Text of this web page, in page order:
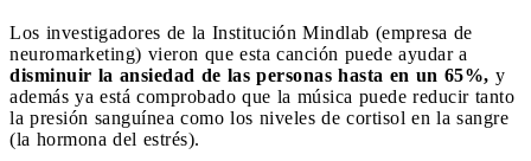
Los investigadores de la Institución Mindlab (empresa de
neuromarketing) vieron que esta canción puede ayudar a
disminuir la ansiedad de las personas hasta en un 65%, y
además ya está comprobado que la música puede reducir tanto
la presión sanguínea como los niveles de cortisol en la sangre
(la hormona del estrés).